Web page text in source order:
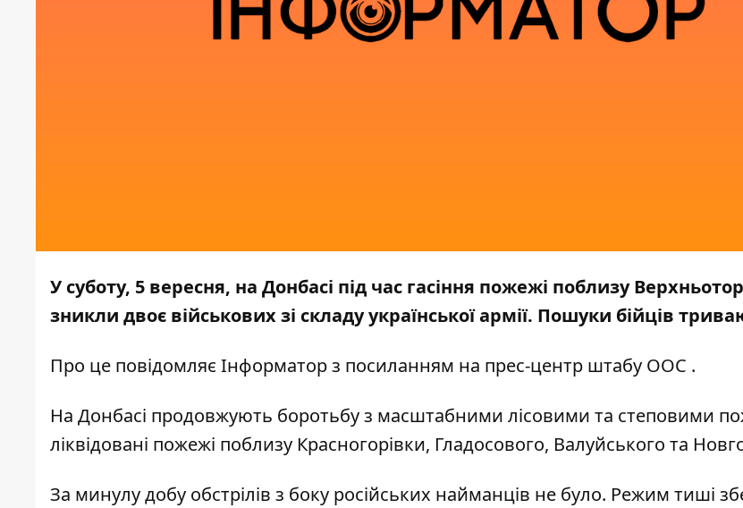
У суботу, 5 вересня, на Донбасі під час гасіння пожежі поблизу
зникли двоє військових зі складу української армії. Пошуки бійців
Про це повідомляє Інформаторз посиланням на прес-центр штабу ООС .
На Донбасі продовжують боротьбу з масштабними лісовими та степовими
ліквідовані пожежі поблизу Красногорівки, Гладосового, Валуйського та
За минулу добу обстрілів з боку російських найманців не було. Режим тиші